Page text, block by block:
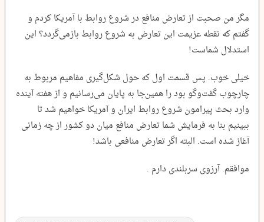
مگر من صحبت از تعارض منافع در شروع روابط با آمریکا کردم و
گفتم که نقطه عزیمت این تعارض به شروع روابط بازمی‌گردد؟ این
استدلال شماست!
خیلی خوب. پس قسمت اول که حول شکل‌گیری مفاهیم مربوط به
چارچوب گفت‌وگو بود را همین‌جا به پایان می‌رسانیم و از هفته آینده
وارد بحث پیرامون شروع روابط ایران و آمریکا خواهیم شد تا
ببینیم بنا به فرمایش شما تعارض منافع میان دو کشور از چه زمانی
آغاز شده است. البته اگر تعارض منافعی باشد!
موافقم. آرزوی سربلندی دارم .